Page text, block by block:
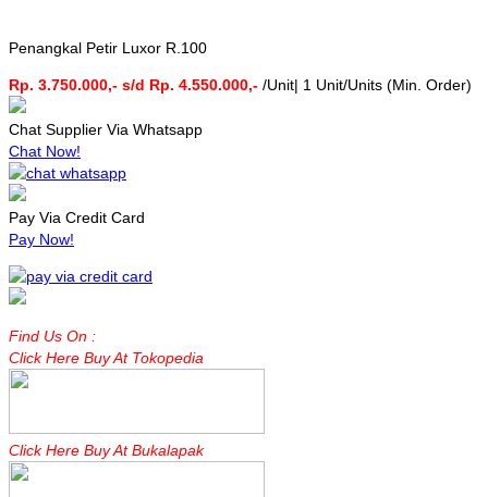
Penangkal Petir Luxor R.100
Rp. 3.750.000,- s/d Rp. 4.550.000,- /Unit| 1 Unit/Units (Min. Order)
Chat Supplier Via Whatsapp
Chat Now!
Pay Via Credit Card
Pay Now!
Find Us On :
Click Here Buy At Tokopedia
Click Here Buy At Bukalapak